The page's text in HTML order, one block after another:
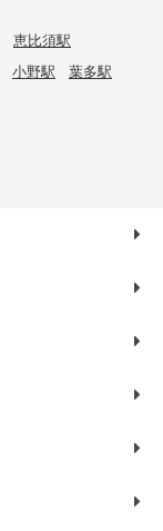
恵比須駅
小野駅
葉多駅